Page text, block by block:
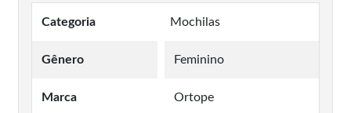
Categoria Mochilas
Gênero Feminino
Marca Ortope